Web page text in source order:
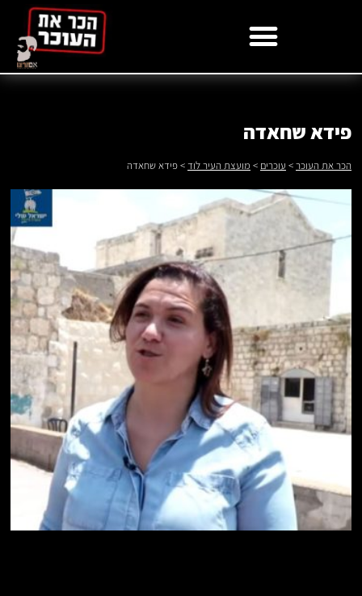
פידא שחאדה
הכר את העוכר> עוכרים > מועצת העיר לוד>פידא שחאדה